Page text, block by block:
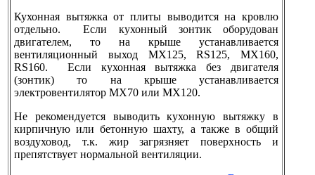
Кухонная вытяжка от плиты выводится на кровлю
отдельно. Если кухонный зонтик оборудован
двигателем, то на крыше устанавливается
вентиляционный выход MX125, RS125, MX160,
RS160. Если кухонная вытяжка без двигателя
(зонтик) то на крыше устанавливается
электровентилятор MX70 или MX120.
Не рекомендуется выводить кухонную вытяжку в
кирпичную или бетонную шахту, а также в общий
воздуховод, т.к. жир загрязняет поверхность и
препятствует нормальной вентиляции.